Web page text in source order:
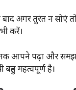
अगर तुरंत न सोएं
करें।
आपने पढ़ा और
बहुत महत्वपूर्ण है।